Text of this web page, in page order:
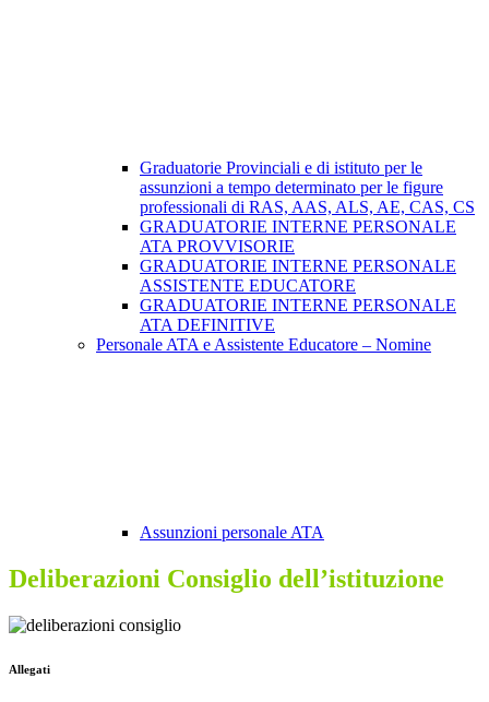
Graduatorie Provinciali e di istituto per le
assunzioni a tempo determinato per le figure
professionali di RAS, AAS, ALS, AE, CAS, CS
GRADUATORIE INTERNE PERSONALE
ATA PROVVISORIE
GRADUATORIE INTERNE PERSONALE
ASSISTENTE EDUCATORE
GRADUATORIE INTERNE PERSONALE
ATA DEFINITIVE
Personale ATA e Assistente Educatore – Nomine
Assunzioni personale ATA
Deliberazioni Consiglio dell’istituzione
Allegati